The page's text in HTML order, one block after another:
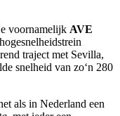
voornamelijk AVE
traject met Sevilla,
snelheid van zo‘n 280
als in Nederland een